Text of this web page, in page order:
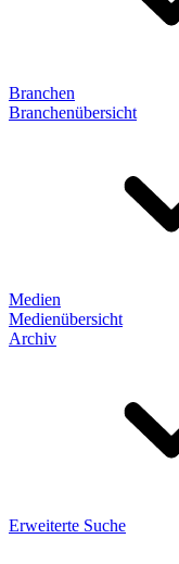
Branchen
Branchenübersicht
Medien
Medienübersicht
Archiv
Erweiterte Suche